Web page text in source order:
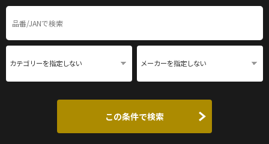
この条件で検索